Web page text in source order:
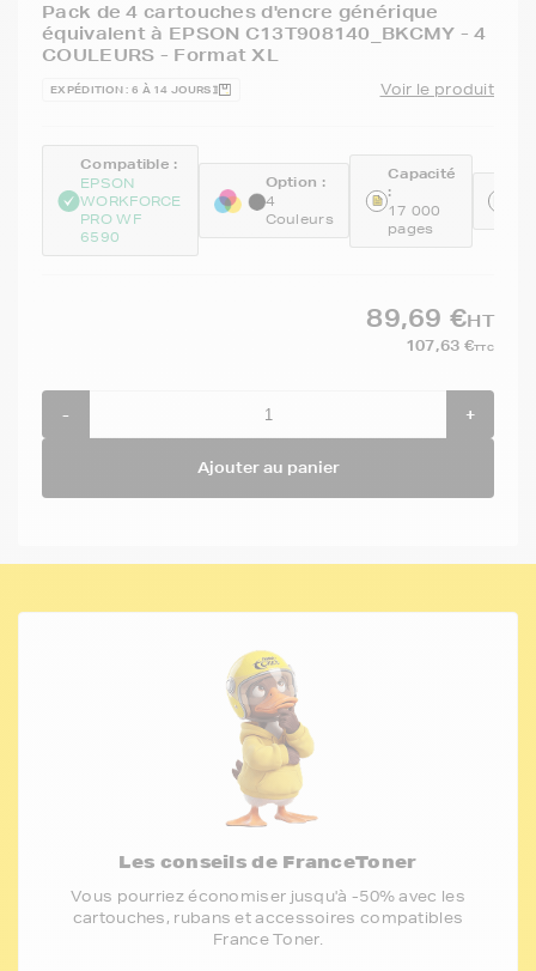
Pack de 4 cartouches d'encre générique
équivalent à EPSON C13T908140_BKCMY - 4
COULEURS - Format XL
EXPÉDITION : 6 À 14 JOURS Voir le produit
Compatible :
EPSON
WORKFORCE
PRO WF
6590
Option :
4
Couleurs
Capacité
:
17 000
pages
89,69 €HT
107,63 €TTC
- +
Ajouter au panier
Les conseils de FranceToner
Vous pourriez économiser jusqu'à -50% avec les
cartouches, rubans et accessoires compatibles
France Toner.